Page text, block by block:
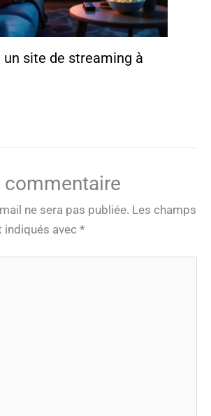
un site de streaming à
commentaire
ne sera pas publiée. Les champs
avec *